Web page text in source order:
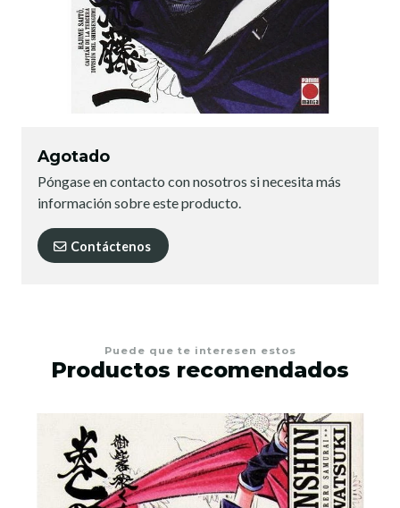
Agotado
Póngase en contacto con nosotros si necesita más
información sobre este producto.
Contáctenos
Puede que te interesen estos
Productos recomendados